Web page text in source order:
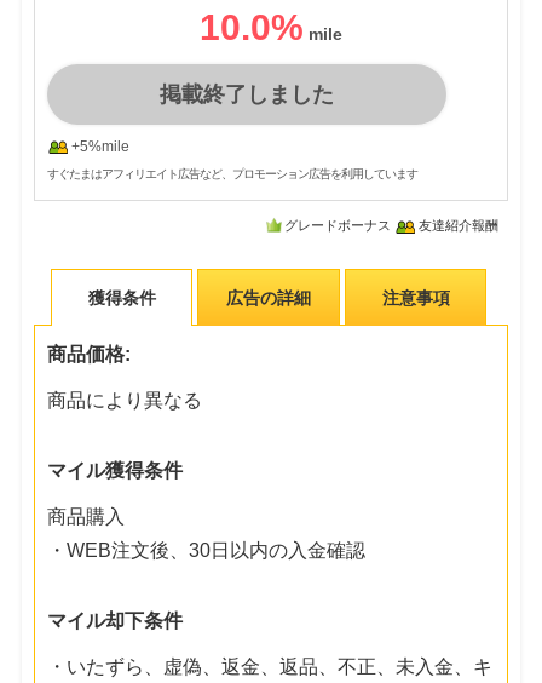
10.0%
掲載終了しました
+5%mile
すぐたまはアフィリエイト広告など、プロモーション広告を利用しています
グレードボーナス 友達紹介報酬
獲得条件 広告の詳細 注意事項
商品価格:
商品により異なる
マイル獲得条件
商品購入
・WEB注文後、30日以内の入金確認
マイル却下条件
・いたずら、虚偽、返金、返品、不正、未入金、キ